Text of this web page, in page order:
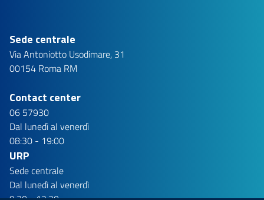
Sede centrale
Via Antoniotto Usodimare, 31
00154 Roma RM
Contact center
06 57930
Dal lunedì al venerdì
08:30 - 19:00
URP
Sede centrale
Dal lunedì al venerdì